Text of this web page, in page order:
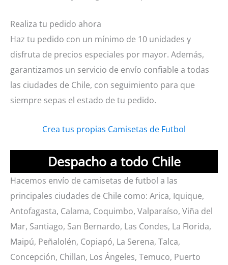
Realiza tu pedido ahora
Haz tu pedido con un mínimo de 10 unidades y
disfruta de precios especiales por mayor. Además,
garantizamos un servicio de envío confiable a todas
las ciudades de Chile, con seguimiento para que
siempre sepas el estado de tu pedido.
Crea tus propias Camisetas de Futbol
Despacho a todo Chile
Hacemos envío de camisetas de futbol a las
principales ciudades de Chile como: Arica, Iquique,
Antofagasta, Calama, Coquimbo, Valparaíso, Viña del
Mar, Santiago, San Bernardo, Las Condes, La Florida,
Maipú, Peñalolén, Copiapó, La Serena, Talca,
Concepción, Chillan, Los Ángeles, Temuco, Puerto